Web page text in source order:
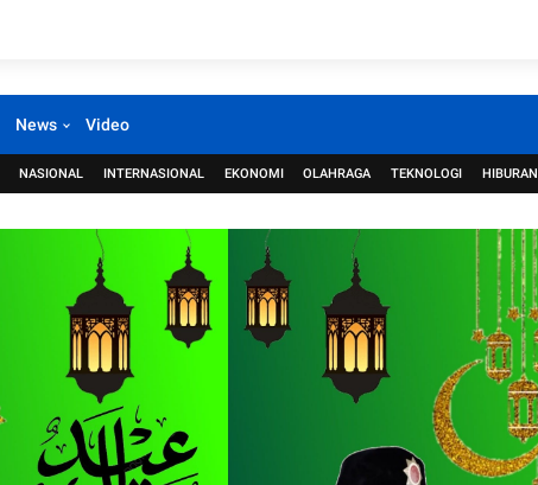
News Video
NASIONAL INTERNASIONAL EKONOMI OLAHRAGA TEKNOLOGI HIBURAN